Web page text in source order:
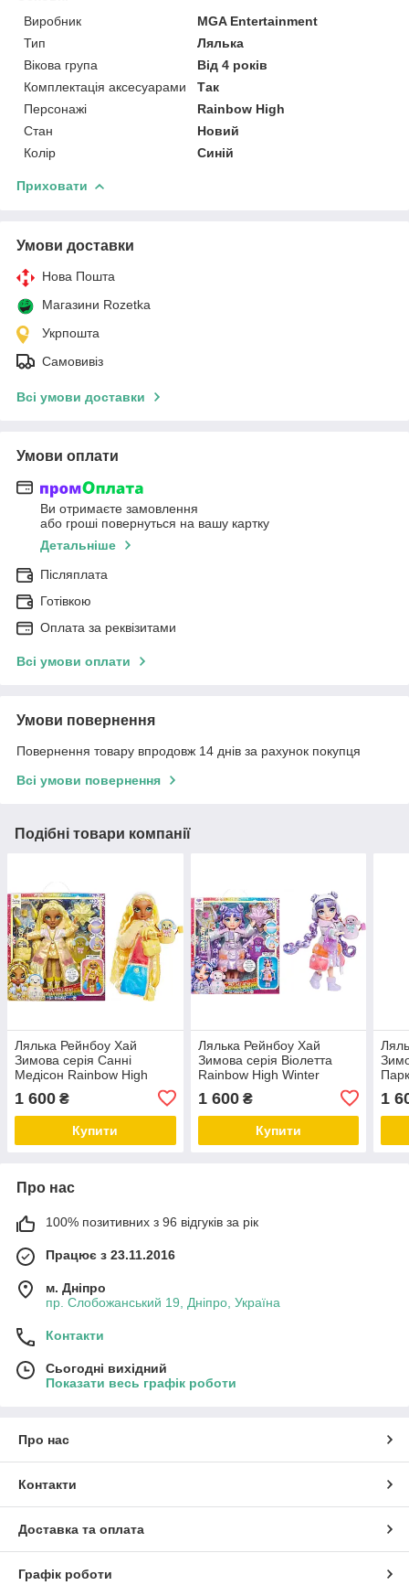
Виробник
MGA Entertainment
Тип
Лялька
Вікова група
Від 4 років
Комплектація аксесуарами
Так
Персонажі
Rainbow High
Стан
Новий
Колір
Синій
Приховати
Умови доставки
Нова Пошта
Магазини Rozetka
Укрпошта
Самовивіз
Всі умови доставки
Умови оплати
Ви отримаєте замовлення
або гроші повернуться на вашу картку
Детальніше
Післяплата
Готівкою
Оплата за реквізитами
Всі умови оплати
Умови повернення
Повернення товару впродовж 14 днів за рахунок покупця
Всі умови повернення
Подібні товари компанії
Лялька Рейнбоу Хай
Зимова серія Санні
Медісон Rainbow High
Winter Wonderland Sunny -
Yellow
1 600 ₴
Купити
Лялька Рейнбоу Хай
Зимова серія Віолетта
Rainbow High Winter
Wonderland Violet - Purple
1 600₴
Купити
Pink
1
Про нас
100% позитивних з 96 відгуків за рік
Працює з 23.11.2016
м. Дніпро
пр. Слобожанський 19, Дніпро, Україна
Контакти
Сьогодні вихідний
Показати весь графік роботи
Про нас
Контакти
Доставка та оплата
Графік роботи